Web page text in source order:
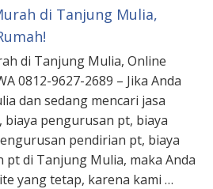
di Tanjung Mulia,
di Tanjung Mulia, Online
0812-9627-2689 – Jika Anda
dan sedang mencari jasa
pengurusan pt, biaya
pendirian pt, biaya
di Tanjung Mulia, maka Anda
yang tetap, karena kami …